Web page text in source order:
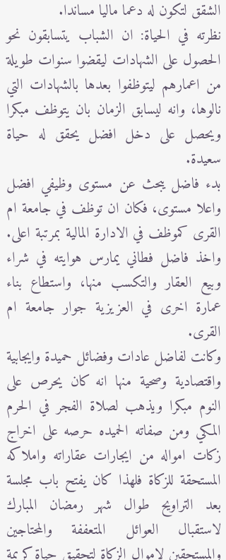
الشقق لتكون له دعما ماليا مساندا.
نظرته في الحياة: ان الشباب يتسابقون نحو
الحصول على الشهادات ليقضوا سنوات طويلة
من اعمارهم ليتوظفوا بعدها بالشهادات التي
نالوها، وانه ليسابق الزمان بان يتوظف مبكرا
ويحصل على دخل افضل يحقق له حياة
سعيدة.
بدء فاضل يبحث عن مستوى وظيفي افضل
واعلا مستوى، فكان ان توظف في جامعة ام
القرى كموظف في الادارة المالية بمرتبة اعلى.
واخذ فاضل فطاني يمارس هوايته في شراء
وبيع العقار والتكسب منها، واستطاع بناء
عمارة اخرى في العزيزية جوار جامعة ام
القرى.
وكانت لفاضل عادات وفضائل حميدة وايجابية
واقتصادية وصحية منها انه كان يحرص على
النوم مبكرا ويذهب لصلاة الفجر في الحرم
المكي ومن صفاته الحميده حرصه على اخراج
زكات امواله من ايجارات عقاراته واملاكه
المستحقة للزكاة فلهذا كان يفتح باب مجلسة
بعد التراويح طوال شهر رمضان المبارك
لاستقبال العوائل المتعففة والمحتاجين